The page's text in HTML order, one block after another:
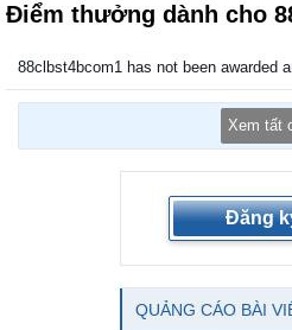
Điểm thưởng dành cho
88clbst4bcom1 has not been awarded
Xem tất
Đăng
QUẢNG CÁO BÀI